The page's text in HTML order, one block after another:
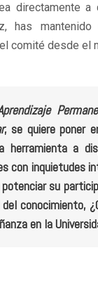
directamente a
has mantenido
comité desde el
, se quiere poner
herramienta a
con inquietudes
su
conocimiento,
en la